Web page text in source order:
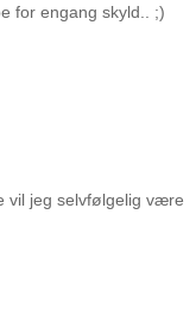
for engang skyld.. ;)
vil jeg selvfølgelig være